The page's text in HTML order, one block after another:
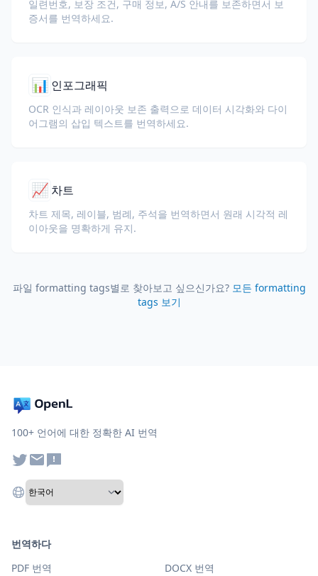
일련번호, 보장 조건, 구매 정보, A/S 안내를 보존하면서 보
증서를 번역하세요.
📊 인포그래픽
OCR 인식과 레이아웃 보존 출력으로 데이터 시각화와 다이
어그램의 삽입 텍스트를 번역하세요.
📈 차트
차트 제목, 레이블, 범례, 주석을 번역하면서 원래 시각적 레
이아웃을 명확하게 유지.
파일 formatting tags별로 찾아보고 싶으신가요? 모든 formatting
tags 보기
100+ 언어에 대한 정확한 AI 번역
번역하다
PDF 번역
DOCX 번역